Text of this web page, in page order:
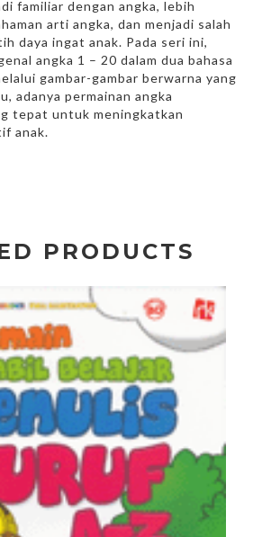
familiar dengan angka, lebih
arti angka, dan menjadi salah
daya ingat anak. Pada seri ini,
angka 1 – 20 dalam dua bahasa
gambar-gambar berwarna yang
adanya permainan angka
tepat untuk meningkatkan
anak.
PRODUCTS